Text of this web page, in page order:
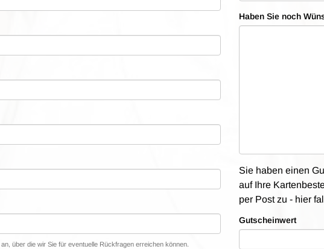
über die wir Sie für eventuelle Rückfragen erreichen können.
Haben Sie noch
Sie haben einen
auf Ihre
per Post zu - hier
Gutscheinwert